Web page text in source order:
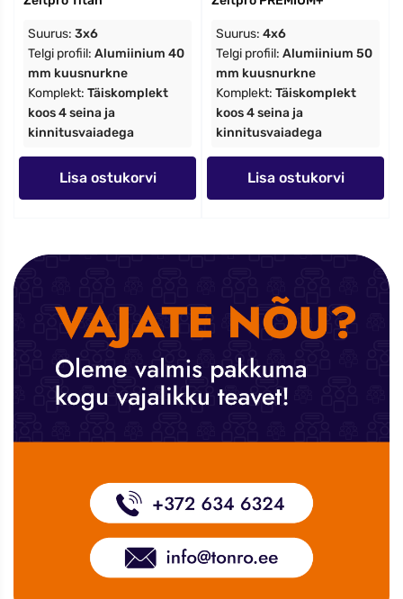
Suurus: 3x6
Telgi profiil: Alumiinium 40
mm kuusnurkne
Komplekt: Täiskomplekt
koos 4 seina ja
kinnitusvaiadega
Lisa ostukorvi
Suurus: 4x6
Telgi profiil: Alumiinium 50
mm kuusnurkne
Komplekt: Täiskomplekt
koos 4 seina ja
kinnitusvaiadega
Lisa ostukorvi